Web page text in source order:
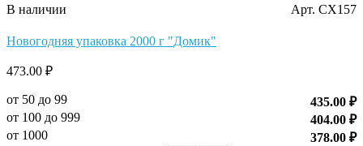
В наличии Арт. CX157
Новогодняя упаковка 2000 г "Домик"
473.00 ₽
от 50 до 99
435.00 ₽
от 100 до 999
404.00 ₽
от 1000
378.00 ₽